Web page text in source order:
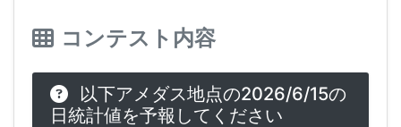
コンテスト内容
以下アメダス地点の2026/6/15の
日統計値を予報してください